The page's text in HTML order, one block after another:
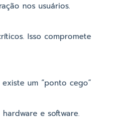
nos usuários.
Isso compromete
um “ponto cego”
e software.